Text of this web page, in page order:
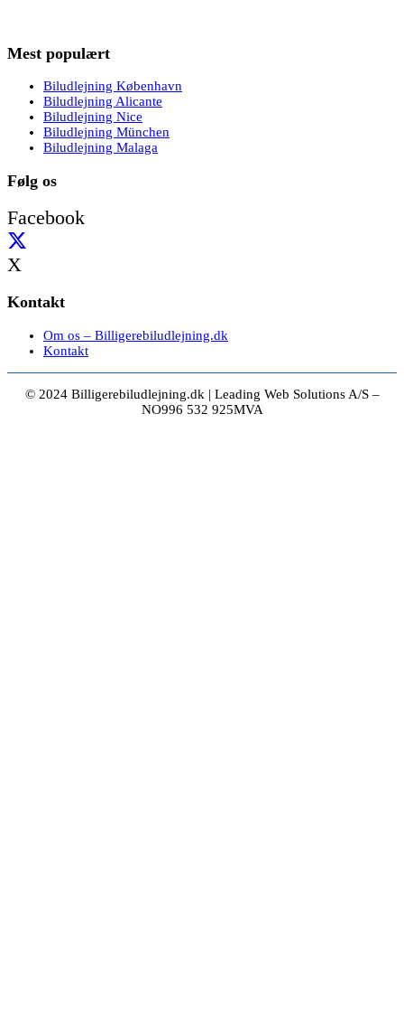
Mest populært
Biludlejning København
Biludlejning Alicante
Biludlejning Nice
Biludlejning München
Biludlejning Malaga
Følg os
Facebook
X
Kontakt
Om os – Billigerebiludlejning.dk
Kontakt
© 2024 Billigerebiludlejning.dk | Leading Web Solutions A/S –
NO996 532 925MVA